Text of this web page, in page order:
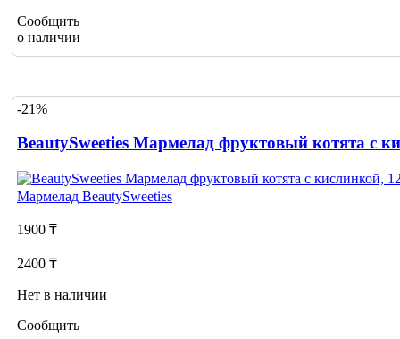
Сообщить
о наличии
-21%
BeautySweeties Мармелад фруктовый котята с
Мармелад BeautySweeties
1900 ₸
2400 ₸
Нет в наличии
Сообщить